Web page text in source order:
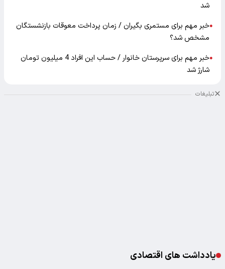
شد
●خبر مهم برای مستمری بگیران / زمان پرداخت معوقات بازنشستگان
مشخص شد؟
●
خبر مهم برای سرپرستان خانوار / حساب این افراد 4 میلیون تومان
شارژ شد
تبلیغات
یادداشت های اقتصادی